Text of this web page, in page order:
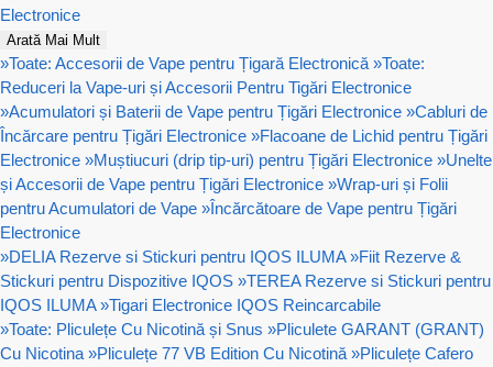
Electronice
Arată Mai Mult
»Toate: Accesorii de Vape pentru Țigară Electronică »Toate:
Reduceri la Vape-uri și Accesorii Pentru Tigări Electronice
»Acumulatori și Baterii de Vape pentru Țigări Electronice »Cabluri de
Încărcare pentru Țigări Electronice »Flacoane de Lichid pentru Țigări
Electronice »Muștiucuri (drip tip-uri) pentru Țigări Electronice »Unelte
și Accesorii de Vape pentru Țigări Electronice »Wrap-uri și Folii
pentru Acumulatori de Vape »Încărcătoare de Vape pentru Țigări
Electronice
»DELIA Rezerve si Stickuri pentru IQOS ILUMA »Fiit Rezerve &
Stickuri pentru Dispozitive IQOS »TEREA Rezerve si Stickuri pentru
IQOS ILUMA »Tigari Electronice IQOS Reincarcabile
»Toate: Pliculețe Cu Nicotină și Snus »Pliculete GARANT (GRANT)
Cu Nicotina »Pliculețe 77 VB Edition Cu Nicotină »Pliculețe Cafero